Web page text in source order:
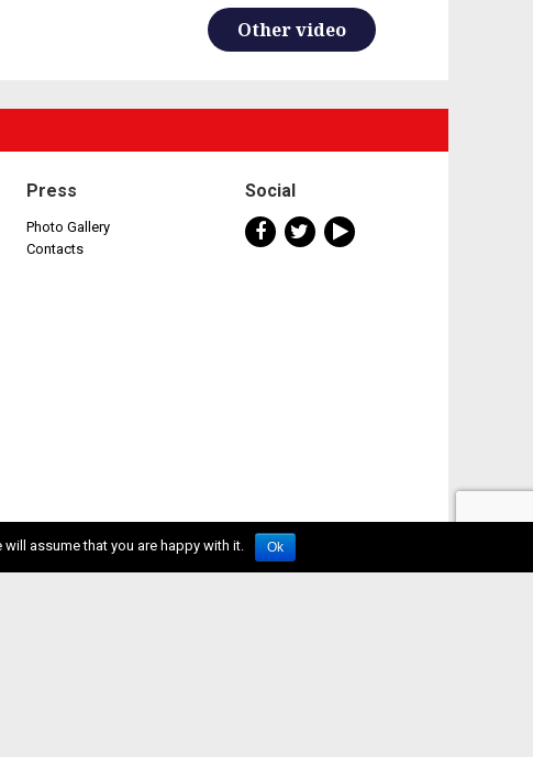
Other video
Press
Photo Gallery
Contacts
Social
assume that you are happy with it. Ok